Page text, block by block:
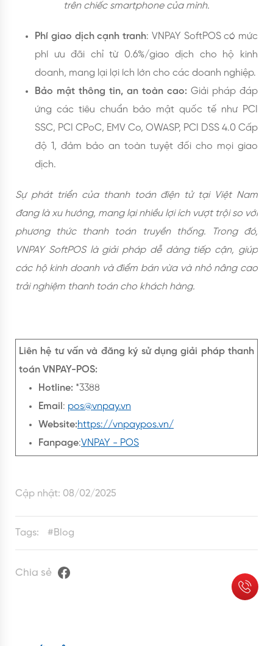
trên chiếc smartphone của mình.
Phí giao dịch cạnh tranh: VNPAY SoftPOS có mức
phí ưu đãi chỉ từ 0.6%/giao dịch cho hộ kinh
doanh, mang lại lợi ích lớn cho các doanh nghiệp.
Bảo mật thông tin, an toàn cao: Giải pháp đáp
ứng các tiêu chuẩn bảo mật quốc tế như PCI
SSC, PCI CPoC, EMV Co, OWASP, PCI DSS 4.0 Cấp
độ 1, đảm bảo an toàn tuyệt đối cho mọi giao
dịch.
Sự phát triển của thanh toán điện tử tại Việt Nam
đang là xu hướng, mang lại nhiều lợi ích vượt trội so với
phương thức thanh toán truyền thống. Trong đó,
VNPAY SoftPOS là giải pháp dễ dàng tiếp cận, giúp
các hộ kinh doanh và điểm bán vừa và nhỏ nâng cao
trải nghiệm thanh toán cho khách hàng.
Liên hệ tư vấn và đăng ký sử dụng giải pháp thanh
toán VNPAY-POS:
Hotline: *3388
Email : pos@vnpay.vn
Website:https://vnpaypos.vn/
Fanpage:VNPAY - POS
Cập nhật: 08/02/2025
Tags: #Blog
Chia sẻ